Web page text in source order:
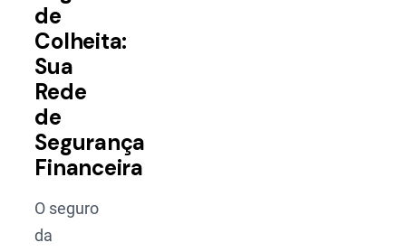
de
Colheita:
Sua
Rede
de
Segurança
Financeira
O seguro
da